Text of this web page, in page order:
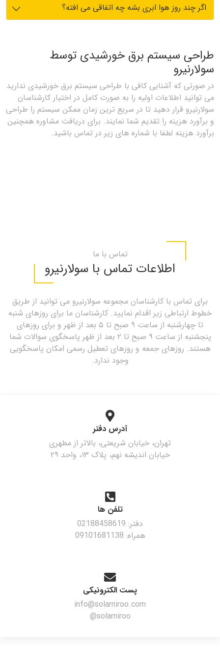
اگر چند روز هوا ابری بشه چه اتفاقی می افته؟
طراحی سیستم برق خورشیدی توسط
سولارنیرو
در صورتی که آشنایی کافی با طراحی سیستم برق خورشیدی ندارید
می توانید اطلاعات اولیه را به صورت کامل در اختیار کارشناسان
سولارنیرو قرار دهید تا در سریع ترین زمان ممکن سیستم را طراحی
و برآورد هزینه را تقدیم شما نمایند. برای دریافت مشاوره همچنین
برآورد هزینه لطفا با شماره های زیر در تماس باشید.
تماس با ما
اطلاعات تماس با سولارنیرو
برای تماس با کارشناسان مجموعه سولارنیرو می توانید از طریق
خطوط ارتباطی زیر اقدام نمایید. کارشناسان ما برای روزهای شنبه
تا چهارشنبه از ساعت ۹ صبح تا ۵ بعد از ظهر و برای روزهای
پنجشنبه از ساعت ۹ صبح تا ۲ بعد از ظهر پاسخگوی سوالات شما
هستند. روزهای جمعه و روزهای تعطیل رسمی امکان پاسخگویی
وجود ندارد.
آدرس دفتر
تهران، خیابان شریعتی، بالاتر از مطهری
خیابان اندیشه نهم، پلاک ۱۳، واحد ۲۹
تلفن ها
دفتر: 02188458619
همراه: 09101681138
پست الکترونیکی
info@solarniroo.com
solarniroo@